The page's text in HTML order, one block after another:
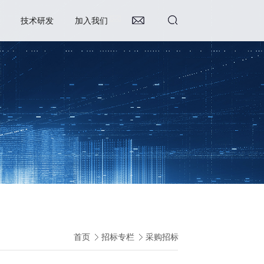
技术研发 加入我们
首页 招标专栏 采购招标